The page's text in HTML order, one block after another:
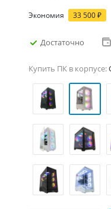
Экономия 33 500₽
Достаточно
Купить ПК в корпусе: